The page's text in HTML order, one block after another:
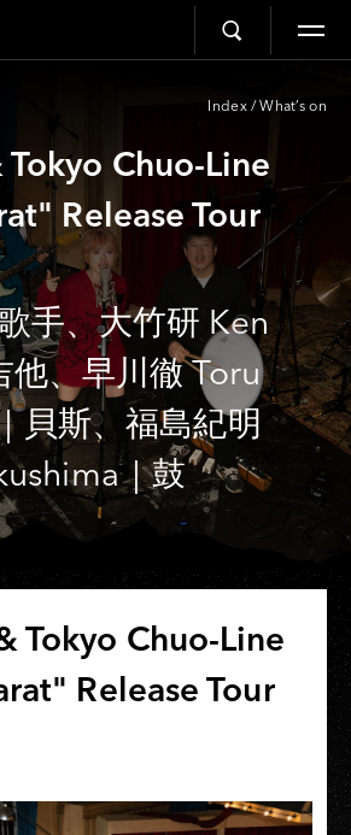
Index / What’s on
Chuo-Line
Release Tour
手、大竹研 Ken
、早川徹 Toru
貝斯、福島紀明
｜鼓
Tokyo Chuo-Line
Release Tour